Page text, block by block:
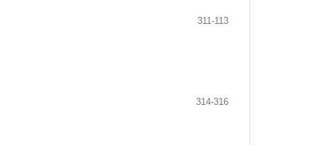
311-113
314-316